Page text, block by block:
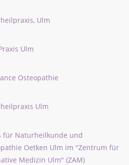
Ulm
Ulm
Osteopathie
Ulm
für Naturheilkunde und
Oetken Ulm im "Zentrum für
Medizin Ulm" (ZAM)